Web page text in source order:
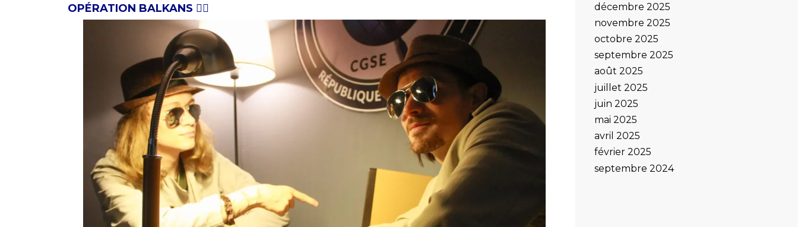
OPÉRATION BALKANS 🕵️‍♂️
décembre 2025
novembre 2025
octobre 2025
septembre 2025
août 2025
juillet 2025
juin 2025
mai 2025
avril 2025
février 2025
septembre 2024